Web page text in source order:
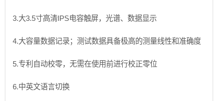
3.大3.5寸高清IPS电容触屏，光谱、数据显示
4.大容量数据记录；测试数据具备极高的测量线性和准确度
5.专利自动校零，无需在使用前进行校正零位
6.中英文语言切换